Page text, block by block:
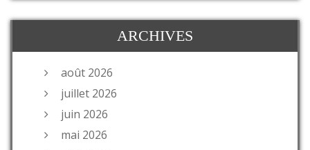
ARCHIVES
août 2026
juillet 2026
juin 2026
mai 2026